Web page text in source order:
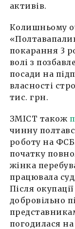
активів.
Колишньому
покарання 3
волі з
посади на
власності
тис. грн.
ЗМІСТ також
чинну
роботу на
початку
жінка
працювала
Після
добровільно
погодилася